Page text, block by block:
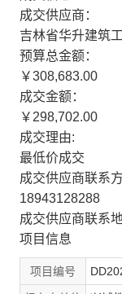
成交供应商：
吉林省华升建筑
预算总金额：
￥308,683.00
成交金额：
￥298,702.00
成交理由:
最低价成交
成交供应商联系
18943128288
成交供应商联系
项目信息
项目编号